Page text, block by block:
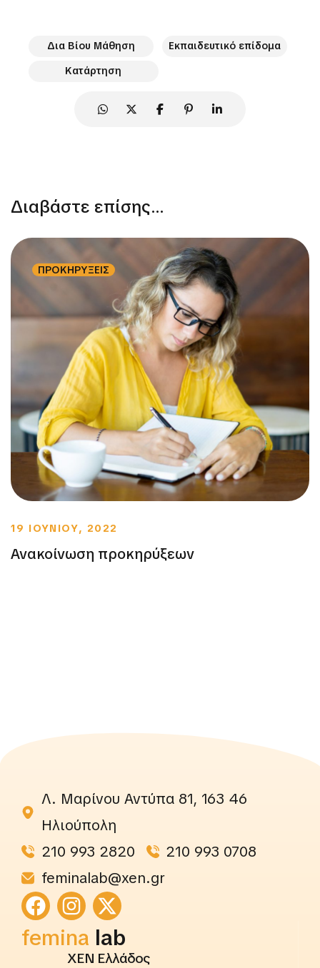
Δια Βίου Μάθηση
Εκπαιδευτικό επίδομα
Κατάρτηση
Διαβάστε επίσης...
ΠΡΟΚΗΡΥΞΕΙΣ
19 ΙΟΥΝΙΟΥ, 2022
Ανακοίνωση προκηρύξεων
Λ. Μαρίνου Αντύπα 81, 163 46
Ηλιούπολη
210 993 2820
210 993 0708
feminalab@xen.gr
femina lab
ΧΕΝ Ελλάδος